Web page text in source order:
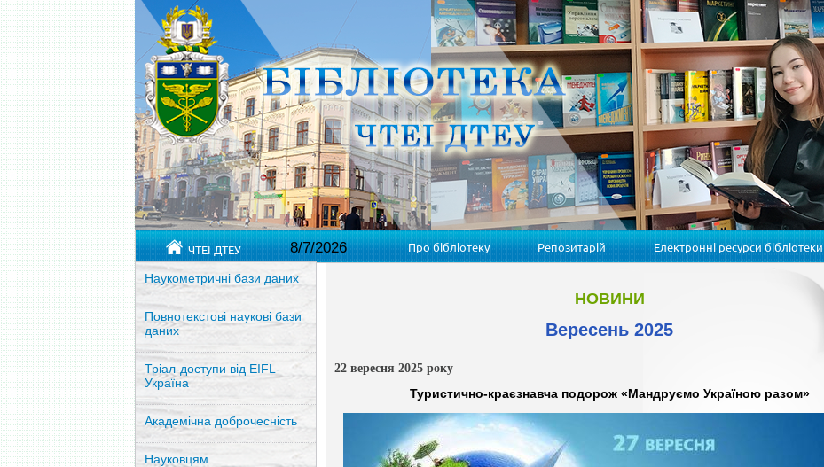
ЧТЕІ ДТЕУ 8/7/2026 Про бібліотеку Репозитарій Електронні ресурси бібліотеки
Наукометричні бази даних
Повнотекстові наукові бази
даних
Тріал-доступи від EIFL-
Україна
Академічна доброчесність
Науковцям
НОВИНИ
Вересень 2025
22 вересня 2025 року
Туристично-краєзнавча подорож «Мандруємо Україною разом»